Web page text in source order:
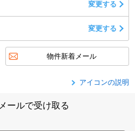
変更する
変更する
物件新着メール
アイコンの説明
ールで受け取る